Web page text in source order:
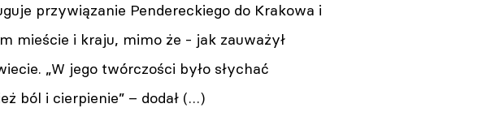
przywiązanie Pendereckiego do Krakowa i
mieście i kraju, mimo że - jak zauważył
„W jego twórczości było słychać
ból i cierpienie” – dodał (…)